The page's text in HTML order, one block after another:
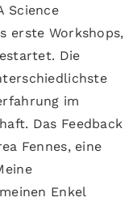
Science
erste Workshops,
Die
im
Das Feedback
Fennes, eine
Enkel